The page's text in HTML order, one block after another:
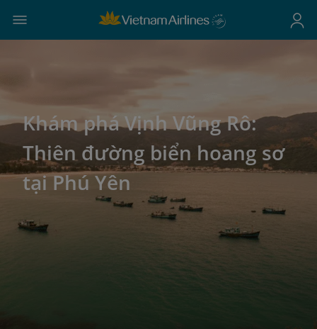
Khám phá Vịnh Vũng Rô:
Thiên đường biển hoang sơ
tại Phú Yên